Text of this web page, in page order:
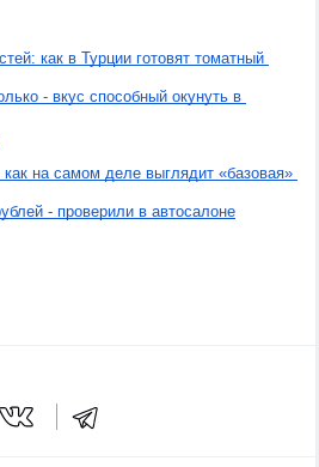
как в Турции готовят томатный
- вкус способный окунуть в
на самом деле выглядит «базовая»
- проверили в автосалоне